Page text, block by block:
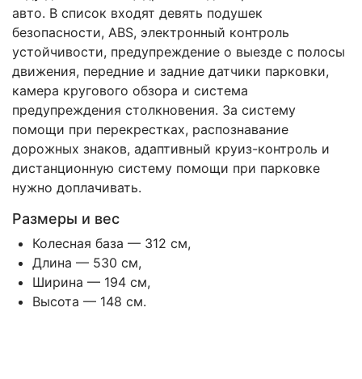
авто. В список входят девять подушек
безопасности, ABS, электронный контроль
устойчивости, предупреждение о выезде с полосы
движения, передние и задние датчики парковки,
камера кругового обзора и система
предупреждения столкновения. За систему
помощи при перекрестках, распознавание
дорожных знаков, адаптивный круиз-контроль и
дистанционную систему помощи при парковке
нужно доплачивать.
Размеры и вес
Колесная база — 312 см,
Длина — 530 см,
Ширина — 194 см,
Высота — 148 см.